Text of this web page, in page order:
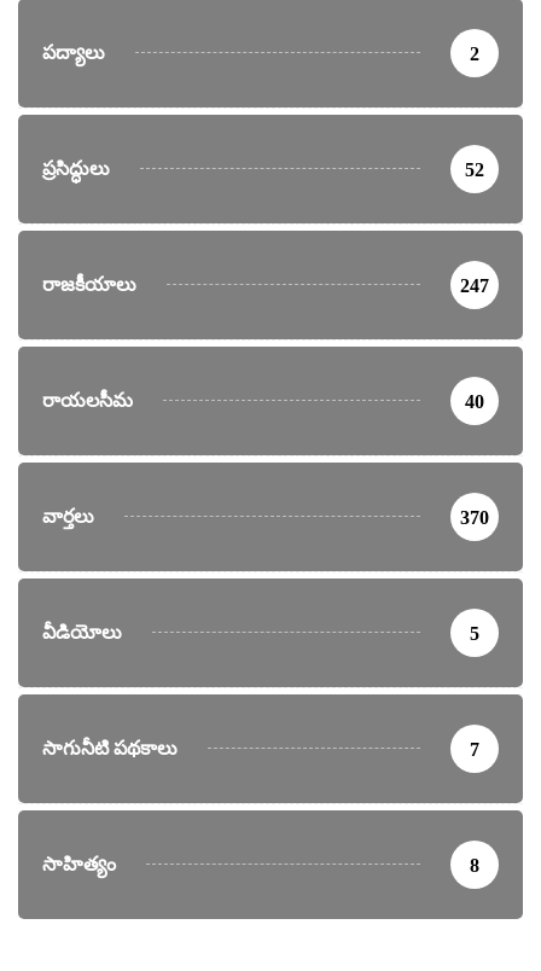
పద్యాలు 2
ప్రసిద్ధులు 52
రాజకీయాలు 247
రాయలసీమ 40
వార్తలు 370
వీడియోలు 5
సాగునీటి పథకాలు 7
సాహిత్యం 8